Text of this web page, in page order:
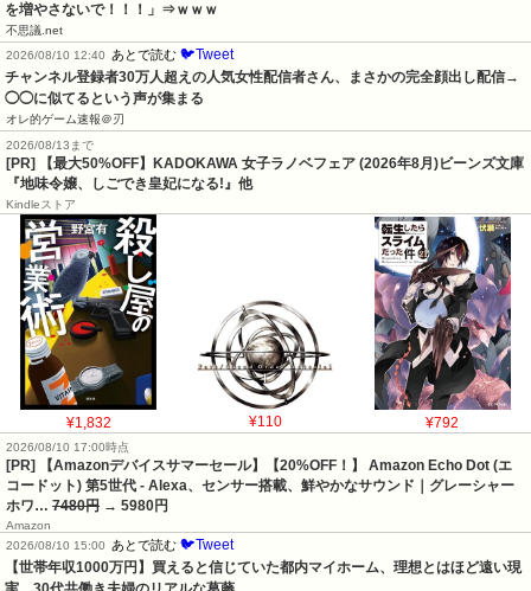
を増やさないで！！！」⇒ｗｗｗ
不思議.net
2026/08/10 12:40
あとで読む 🐦Tweet
チャンネル登録者30万人超えの人気女性配信者さん、まさかの完全顔出し配信→
◯◯に似てるという声が集まる
オレ的ゲーム速報＠刃
2026/08/13まで
[PR] 【最大50%OFF】KADOKAWA 女子ラノベフェア (2026年8月)ビーンズ文庫
『地味令嬢、しごでき皇妃になる!』他
Kindleストア
¥1,832 ¥110 ¥792
2026/08/10 17:00時点
[PR] 【Amazonデバイスサマーセール】【20%OFF！】 Amazon Echo Dot (エ
コードット) 第5世代 - Alexa、センサー搭載、鮮やかなサウンド｜グレーシャー
ホワ… 7480円 → 5980円
Amazon
2026/08/10 15:00
あとで読む 🐦Tweet
【世帯年収1000万円】買えると信じていた都内マイホーム、理想とはほど遠い現